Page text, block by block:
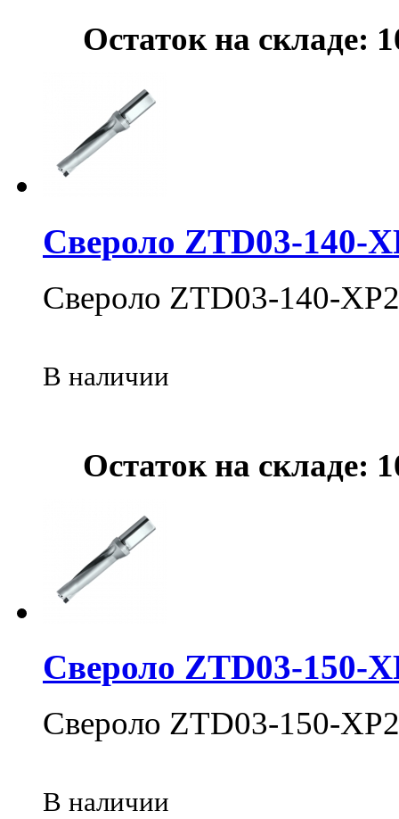
Остаток на складе:
Свероло ZTD03-140-
Свероло ZTD03-140-
В наличии
Остаток на складе:
Свероло ZTD03-150-
Свероло ZTD03-150-
В наличии